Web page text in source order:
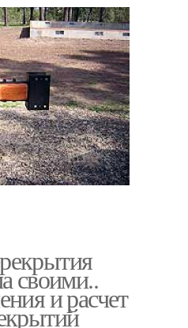
своими..
и расчет